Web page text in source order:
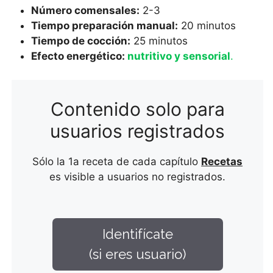
Número comensales: 2-3
Tiempo preparación manual: 20 minutos
Tiempo de cocción: 25 minutos
Efecto energético: nutritivo y sensorial.
Contenido solo para
usuarios registrados
Sólo la 1a receta de cada capítulo Recetas
es visible a usuarios no registrados.
Identifícate
(si eres usuario)